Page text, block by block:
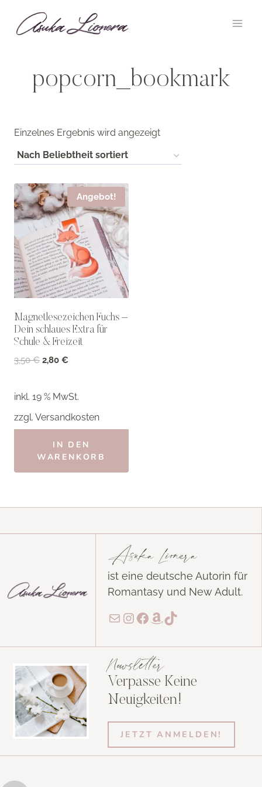
Inhalt
springen
popcorn_bookmark
Einzelnes Ergebnis wird angezeigt
Angebot!
Magnetlesezeichen Fuchs –
Dein schlaues Extra für
Schule & Freizeit
3,50€ Ursprünglicher
3,50 €
2,80 €
2,80 €.
inkl. 19 % MwSt.
zzgl. Versandkosten
IN DEN
WARENKORB
Asuka Lionera
ist eine deutsche Autorin für
Romantasy und New Adult.
E-MailInstagram
Facebook
Amazon
TikTok
Newsletter
Verpasse Keine
Neuigkeiten!
JETZT ANMELDEN!